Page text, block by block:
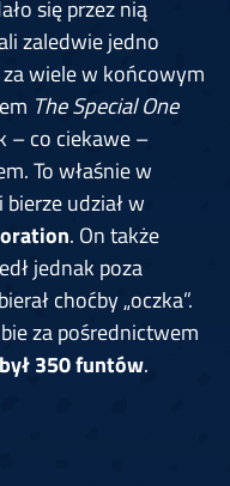
się przez nią
zaledwie jedno
wiele w końcowym
The Special One
– co ciekawe –
To właśnie w
udział w
. On także
jednak poza
choćby „oczka”.
za pośrednictwem
350 funtów.